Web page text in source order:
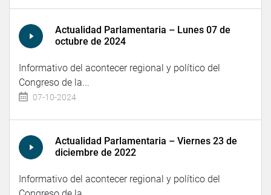
Actualidad Parlamentaria – Lunes 07 de
octubre de 2024
Informativo del acontecer regional y político del
Congreso de la...
07-10-2024
Actualidad Parlamentaria – Viernes 23 de
diciembre de 2022
Informativo del acontecer regional y político del